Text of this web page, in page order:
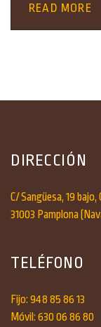
READ MORE
DIRECCIÓN
C/ Sangüesa, 19 bajo,
31003 Pamplona
TELÉFONO
Fijo: 948 85 86 13
Móvil: 630 06 86 80